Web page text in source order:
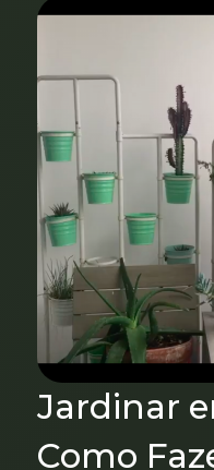
Jardinar
Como